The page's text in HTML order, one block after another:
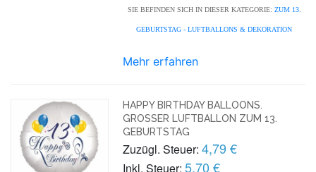
SIE BEFINDEN SICH IN DIESER KATEGORIE: ZUM 13.
GEBURTSTAG - LUFTBALLONS & DEKORATION
Mehr erfahren
HAPPY BIRTHDAY BALLOONS.
GROSSER LUFTBALLON ZUM 13. G
EBURTSTAG
Zuzügl. Steuer: 4,79 €
Inkl. Steuer: 5,70 €